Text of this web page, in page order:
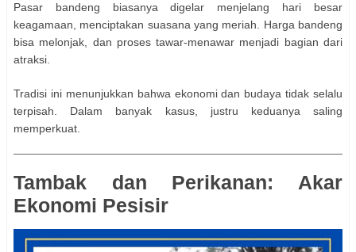
Pasar bandeng biasanya digelar menjelang hari besar
keagamaan, menciptakan suasana yang meriah. Harga bandeng
bisa melonjak, dan proses tawar-menawar menjadi bagian dari
atraksi.
Tradisi ini menunjukkan bahwa ekonomi dan budaya tidak selalu
terpisah. Dalam banyak kasus, justru keduanya saling
memperkuat.
Tambak dan Perikanan: Akar
Ekonomi Pesisir